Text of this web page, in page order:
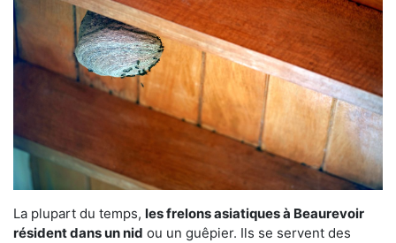
La plupart du temps, les frelons asiatiques à Beaurevoir
résident dans un nid ou un guêpier. Ils se servent des